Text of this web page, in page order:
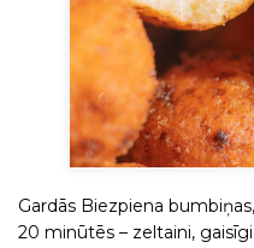
Gardās Biezpiena
20 minūtēs – zeltaini,